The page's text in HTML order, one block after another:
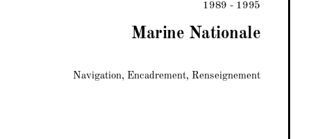
1989 - 1995
Marine Nationale
Navigation, Encadrement, Renseignement